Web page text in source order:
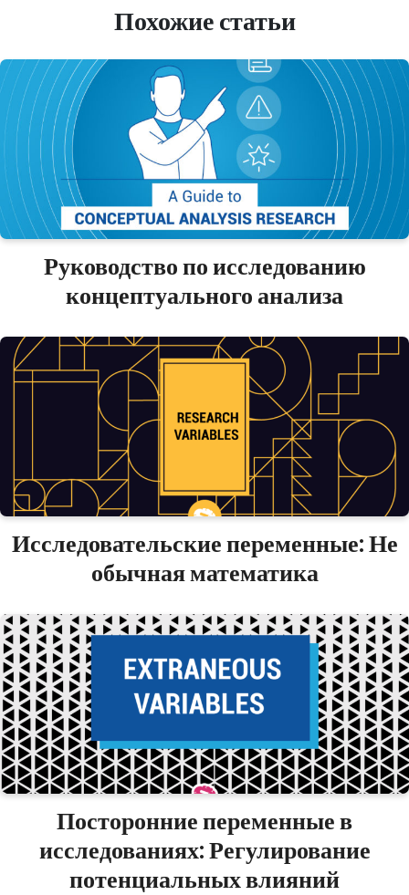
Похожие статьи
Руководство по исследованию
концептуального анализа
Исследовательские переменные: Не
обычная математика
Посторонние переменные в
исследованиях: Регулирование
потенциальных влияний